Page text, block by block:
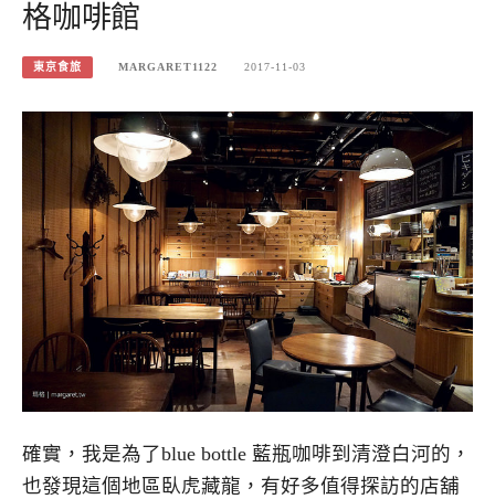
格咖啡館
東京食旅 MARGARET1122 2017-11-03
確實，我是為了blue bottle 藍瓶咖啡到清澄白河的，
也發現這個地區臥虎藏龍，有好多值得探訪的店舖